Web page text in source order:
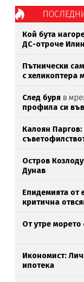
Кой бута
ДС-отроче
Пътнически
с хеликоптера
След буря в
профила си
Калоян
Остров
Дунав
Епидемията от
критична
От утре
Икономист:
ипотека